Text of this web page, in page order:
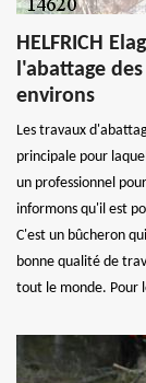
HELFRICH
l'abattage
environs
Les travaux
principale pour
un professionnel
informons qu'il est
C'est un bûcheron
bonne qualité de
tout le monde. Pour